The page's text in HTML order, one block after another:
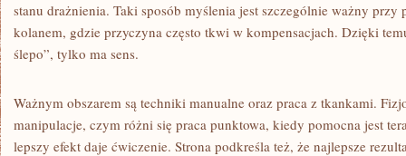
stanu drażnienia. Taki sposób myślenia jest szczególnie ważny przy
kolanem, gdzie przyczyna często tkwi w kompensacjach. Dzięki
ślepo”, tylko ma sens.
Ważnym obszarem są techniki manualne oraz praca z tkankami.
manipulacje, czym różni się praca punktowa, kiedy pomocna jest
lepszy efekt daje ćwiczenie. Strona podkreśla też, że najlepsze